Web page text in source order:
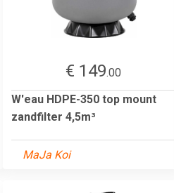
€ 149.00
W'eau HDPE-350 top mount
zandfilter 4,5m³
MaJa Koi